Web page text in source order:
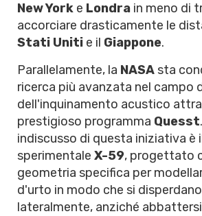
New York e Londra in meno di
accorciare drasticamente le
Stati Uniti e il Giappone.
Parallelamente, la NASA sta
ricerca più avanzata nel campo
dell'inquinamento acustico
prestigioso programma Quesst
indiscusso di questa iniziativa è
sperimentale X-59, progettato
geometria specifica per
d'urto in modo che si
lateralmente, anziché